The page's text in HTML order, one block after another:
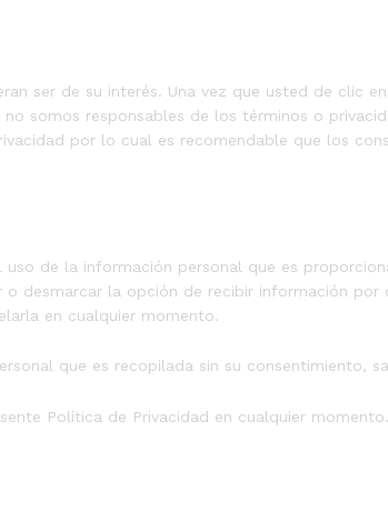
ser de su interés. Una vez que usted de clic
somos responsables de los términos o
por lo cual es recomendable que los
de la información personal que es
desmarcar la opción de recibir información
en cualquier momento.
que es recopilada sin su consentimiento,
Política de Privacidad en cualquier momento.